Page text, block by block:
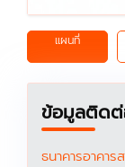
แผนที่
ข้อมูลติด
ธนาคารอาคาร